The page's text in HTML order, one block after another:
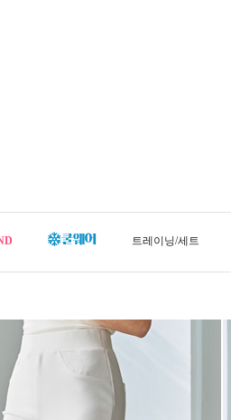
트레이닝/세트